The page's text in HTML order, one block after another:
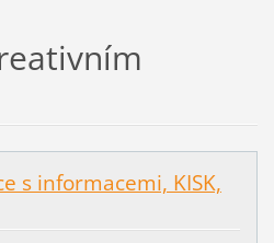
s informacemi, KISK,